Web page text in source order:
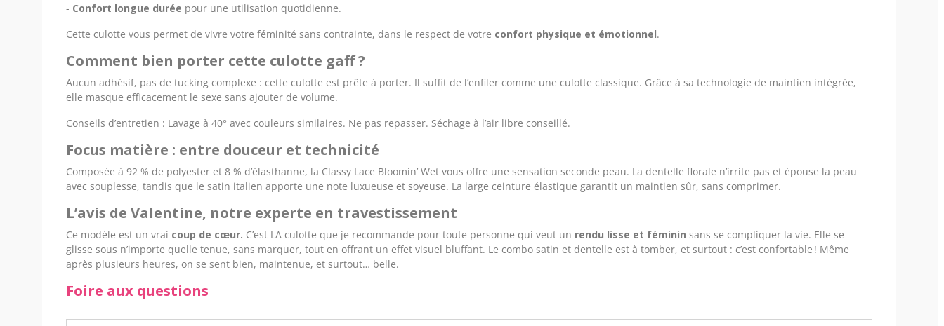
- Confort longue durée pour une utilisation quotidienne.
Cette culotte vous permet de vivre votre féminité sans contrainte, dans le respect de votre confort physique et émotionnel.
Comment bien porter cette culotte gaff ?
Aucun adhésif, pas de tucking complexe : cette culotte est prête à porter. Il suffit de l’enfiler comme une culotte classique. Grâce à sa technologie de maintien intégrée,
elle masque efficacement le sexe sans ajouter de volume.
Conseils d’entretien : Lavage à 40° avec couleurs similaires. Ne pas repasser. Séchage à l’air libre conseillé.
Focus matière : entre douceur et technicité
Composée à 92 % de polyester et 8 % d’élasthanne, la Classy Lace Bloomin’ Wet vous offre une sensation seconde peau. La dentelle florale n’irrite pas et épouse la peau
avec souplesse, tandis que le satin italien apporte une note luxueuse et soyeuse. La large ceinture élastique garantit un maintien sûr, sans comprimer.
L’avis de Valentine, notre experte en travestissement
Ce modèle est un vrai coup de cœur. C’est LA culotte que je recommande pour toute personne qui veut un rendu lisse et féminin sans se compliquer la vie. Elle se
glisse sous n’importe quelle tenue, sans marquer, tout en offrant un effet visuel bluffant. Le combo satin et dentelle est à tomber, et surtout : c’est confortable ! Même
après plusieurs heures, on se sent bien, maintenue, et surtout… belle.
Foire aux questions